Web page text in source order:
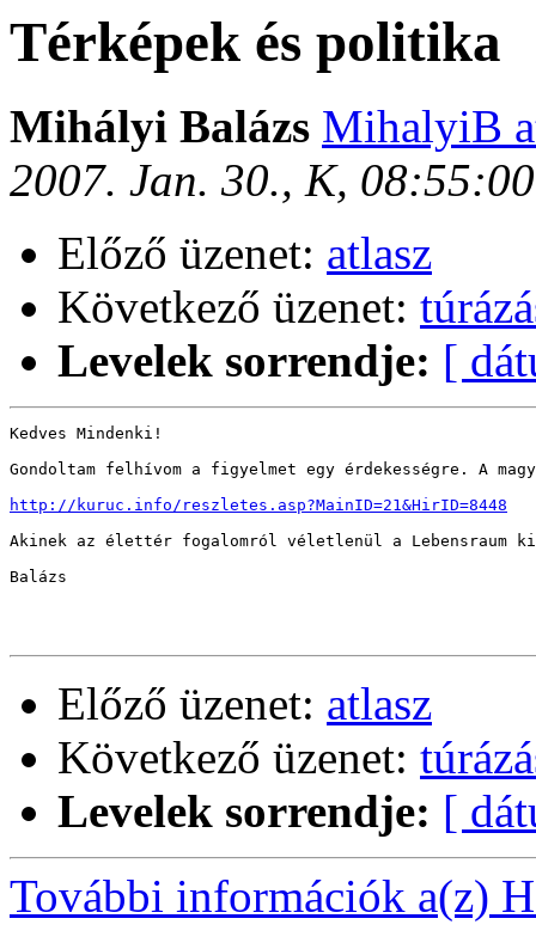
Térképek és politika
Mihályi Balázs MihalyiB
2007. Jan. 30., K,
Előző üzenet: atlasz
Következő üzenet:
Levelek sorrendje: [
Kedves Mindenki!
Gondoltam felhívom a figyelmet egy érdekességre. A
http://kuruc.info/reszletes.asp?MainID=21&HirID=8448
Akinek az élettér fogalomról véletlenül a
Balázs
Előző üzenet: atlasz
Következő üzenet:
Levelek sorrendje: [
További információk a(z)